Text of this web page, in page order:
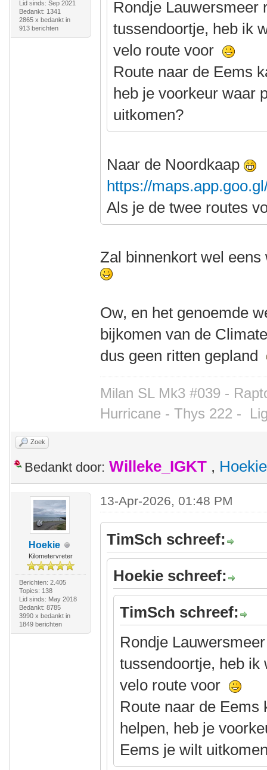
Lid sinds: Sep 2021
Bedankt: 1341
2865 x bedankt in
913 berichten
Rondje Lauwersmeer
tussendoortje, heb ik
velo route voor
Route naar de Eems
heb je voorkeur waar
uitkomen?
Naar de Noordkaap
https://
Als je de twee routes
Zal binnenkort wel
Ow, en het genoemde
bijkomen van de
dus geen ritten gepland
Milan SL Mk3 #039 -
Hurricane - Thys 222 -
Zoek
Bedankt door: Willeke_IGKT , Hoekie
Hoekie
Kilometervreter
Berichten: 2.405
Topics: 138
Lid sinds: May 2018
Bedankt: 8785
3990 x bedankt in
1849 berichten
13-Apr-2026, 01:48 PM
TimSch schreef:
Hoekie schreef:
TimSch schreef:
Rondje
tussendoortje, heb ik
velo route voor
Route naar de Eems
helpen, heb je
Eems je wilt